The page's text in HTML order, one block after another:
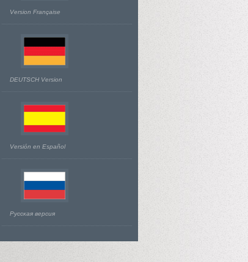
Version Française
DEUTSCH Version
Versión en Español
Русская версия